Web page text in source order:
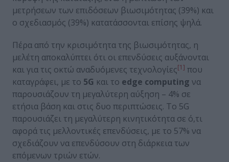
μετρήσεων των επιδόσεων βιωσιμότητας (39%) και
ο σχεδιασμός (39%) κατατάσσονται επίσης ψηλά.
Πέρα από την κρισιμότητα της βιωσιμότητας, η
μελέτη αποκαλύπτει ότι οι επενδύσεις αυξάνονται
και για τις οκτώ αναδυόμενες τεχνολογίες[1] που
καταγράφει, με το 5G και το edge computing να
παρουσιάζουν τη μεγαλύτερη αύξηση – 4% σε
ετήσια βάση και στις δυο περιπτώσεις. Το 5G
παρουσιάζει τη μεγαλύτερη κινητικότητα σε ό,τι
αφορά τις μελλοντικές επενδύσεις, με το 57% να
σχεδιάζουν να επενδύσουν στη διάρκεια των
επόμενων τριών ετών.